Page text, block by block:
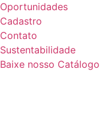
Oportunidades
Cadastro
Contato
Sustentabilidade
Baixe nosso Catálogo